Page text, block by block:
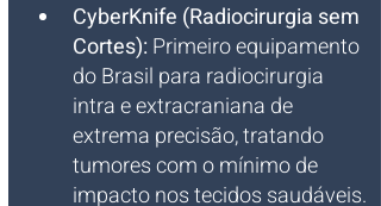
CyberKnife (Radiocirurgia sem
Cortes): Primeiro equipamento
do Brasil para radiocirurgia
intra e extracraniana de
extrema precisão, tratando
tumores com o mínimo de
impacto nos tecidos saudáveis.